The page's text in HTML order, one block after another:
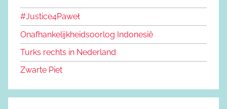
#Justice4Paweł
Onafhankelijkheidsoorlog Indonesië
Turks rechts in Nederland
Zwarte Piet